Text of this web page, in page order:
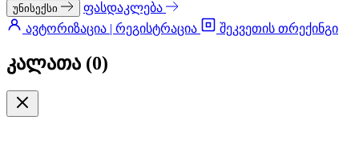
უნისექსი
ფასდაკლება
ავტორიზაცია | რეგისტრაცია
შეკვეთის თრექინგი
კალათა (0)